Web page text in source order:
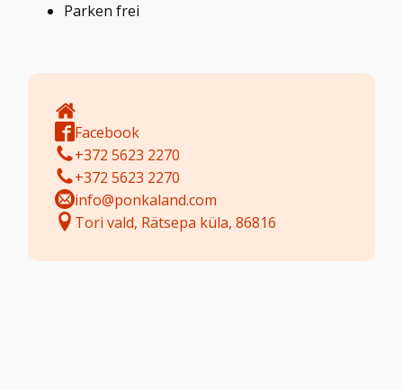
Parken frei
Facebook
+372 5623 2270
+372 5623 2270
info@ponkaland.com
Tori vald, Rätsepa küla, 86816